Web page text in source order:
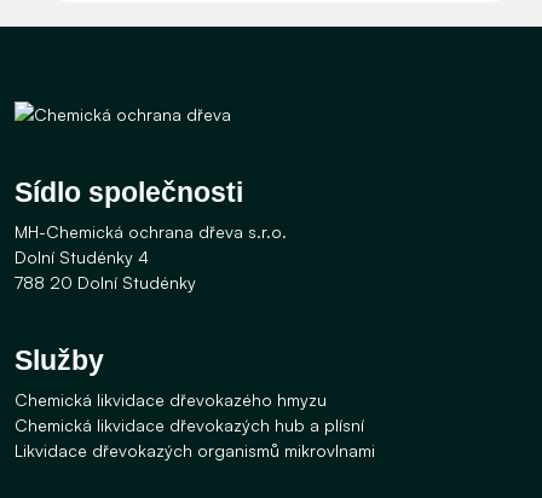
Sídlo společnosti
MH-Chemická ochrana dřeva s.r.o.
Dolní Studénky 4
788 20 Dolní Studénky
Služby
Chemická likvidace dřevokazého hmyzu
Chemická likvidace dřevokazých hub a plísní
Likvidace dřevokazých organismů mikrovlnami